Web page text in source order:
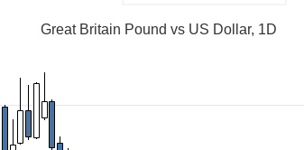
Great Britain Pound vs US Dollar, 1D